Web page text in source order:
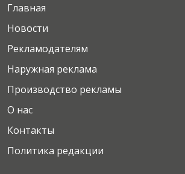
Главная
Новости
Рекламодателям
Наружная реклама
Производство рекламы
О нас
Контакты
Политика редакции